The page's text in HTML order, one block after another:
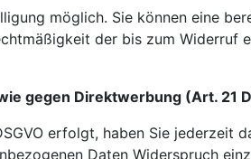
möglich. Sie können eine
der bis zum Widerruf
gegen Direktwerbung (Art. 21
erfolgt, haben Sie jederzeit
Daten Widerspruch